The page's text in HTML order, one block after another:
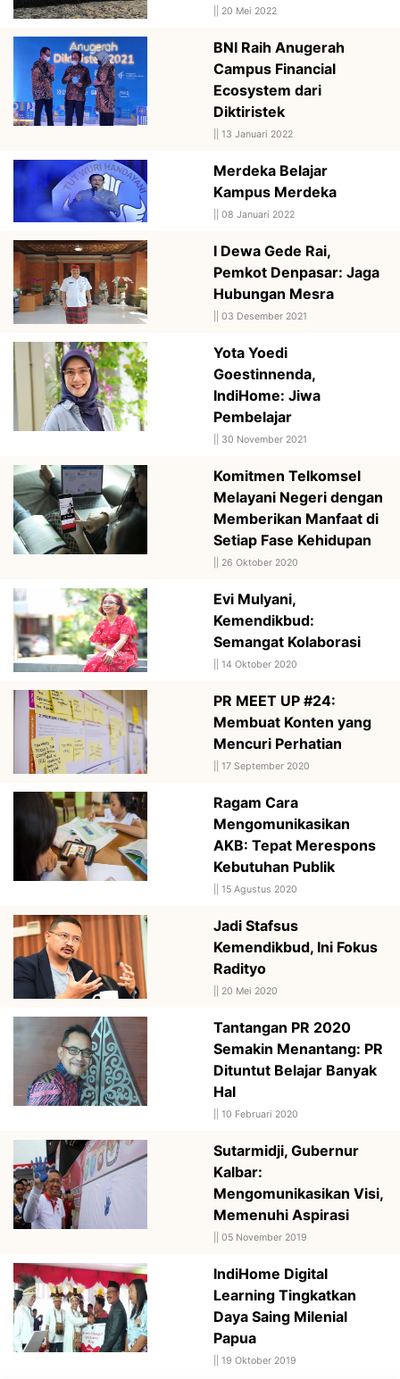
20 Mei 2022
BNI Raih Anugerah
Campus Financial
Ecosystem dari
Diktiristek
13 Januari 2022
Merdeka Belajar
Kampus Merdeka
08 Januari 2022
I Dewa Gede Rai,
Pemkot Denpasar: Jaga
Hubungan Mesra
03 Desember 2021
Yota Yoedi
Goestinnenda,
IndiHome: Jiwa
Pembelajar
30 November 2021
Komitmen Telkomsel
Melayani Negeri dengan
Memberikan Manfaat di
Setiap Fase Kehidupan
26 Oktober 2020
Evi Mulyani,
Kemendikbud:
Semangat Kolaborasi
14 Oktober 2020
PR MEET UP #24:
Membuat Konten yang
Mencuri Perhatian
17 September 2020
Ragam Cara
Mengomunikasikan
AKB: Tepat Merespons
Kebutuhan Publik
15 Agustus 2020
Jadi Stafsus
Kemendikbud, Ini Fokus
Radityo
20 Mei 2020
Tantangan PR 2020
Semakin Menantang: PR
Dituntut Belajar Banyak
Hal
10 Februari 2020
Sutarmidji, Gubernur
Kalbar:
Mengomunikasikan Visi,
Memenuhi Aspirasi
05 November 2019
IndiHome Digital
Learning Tingkatkan
Daya Saing Milenial
Papua
19 Oktober 2019